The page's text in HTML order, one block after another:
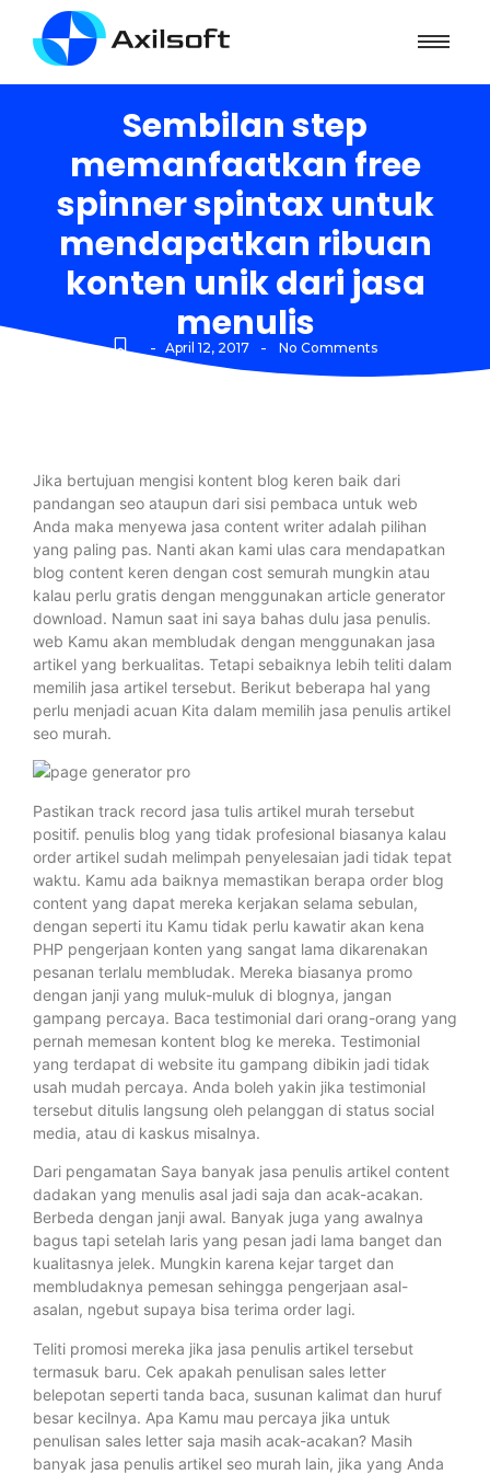
Sembilan step
memanfaatkan free
spinner spintax untuk
mendapatkan ribuan
konten unik dari jasa
menulis
- April 12, 2017 - No Comments
Jika bertujuan mengisi kontent blog keren baik dari
pandangan seo ataupun dari sisi pembaca untuk web
Anda maka menyewa jasa content writer adalah pilihan
yang paling pas. Nanti akan kami ulas cara mendapatkan
blog content keren dengan cost semurah mungkin atau
kalau perlu gratis dengan menggunakan article generator
download. Namun saat ini saya bahas dulu jasa penulis.
web Kamu akan membludak dengan menggunakan jasa
artikel yang berkualitas. Tetapi sebaiknya lebih teliti dalam
memilih jasa artikel tersebut. Berikut beberapa hal yang
perlu menjadi acuan Kita dalam memilih jasa penulis artikel
seo murah.
Pastikan track record jasa tulis artikel murah tersebut
positif. penulis blog yang tidak profesional biasanya kalau
order artikel sudah melimpah penyelesaian jadi tidak tepat
waktu. Kamu ada baiknya memastikan berapa order blog
content yang dapat mereka kerjakan selama sebulan,
dengan seperti itu Kamu tidak perlu kawatir akan kena
PHP pengerjaan konten yang sangat lama dikarenakan
pesanan terlalu membludak. Mereka biasanya promo
dengan janji yang muluk-muluk di blognya, jangan
gampang percaya. Baca testimonial dari orang-orang yang
pernah memesan kontent blog ke mereka. Testimonial
yang terdapat di website itu gampang dibikin jadi tidak
usah mudah percaya. Anda boleh yakin jika testimonial
tersebut ditulis langsung oleh pelanggan di status social
media, atau di kaskus misalnya.
Dari pengamatan Saya banyak jasa penulis artikel content
dadakan yang menulis asal jadi saja dan acak-acakan.
Berbeda dengan janji awal. Banyak juga yang awalnya
bagus tapi setelah laris yang pesan jadi lama banget dan
kualitasnya jelek. Mungkin karena kejar target dan
membludaknya pemesan sehingga pengerjaan asal-
asalan, ngebut supaya bisa terima order lagi.
Teliti promosi mereka jika jasa penulis artikel tersebut
termasuk baru. Cek apakah penulisan sales letter
belepotan seperti tanda baca, susunan kalimat dan huruf
besar kecilnya. Apa Kamu mau percaya jika untuk
penulisan sales letter saja masih acak-acakan? Masih
banyak jasa penulis artikel seo murah lain, jika yang Anda